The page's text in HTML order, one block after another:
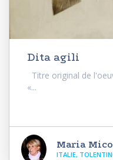
Dita agili
Titre original de
«...
Maria
ITALIE,